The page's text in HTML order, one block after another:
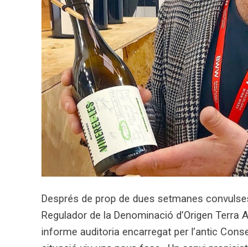
Després de prop de dues setmanes
Regulador de la Denominació d’Origen
informe auditoria encarregat per l’antic